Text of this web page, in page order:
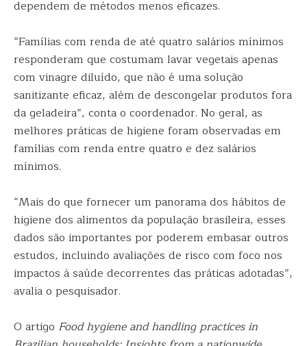
dependem de métodos menos eficazes.
“Famílias com renda de até quatro salários mínimos
responderam que costumam lavar vegetais apenas
com vinagre diluído, que não é uma solução
sanitizante eficaz, além de descongelar produtos fora
da geladeira”, conta o coordenador. No geral, as
melhores práticas de higiene foram observadas em
famílias com renda entre quatro e dez salários
mínimos.
“Mais do que fornecer um panorama dos hábitos de
higiene dos alimentos da população brasileira, esses
dados são importantes por poderem embasar outros
estudos, incluindo avaliações de risco com foco nos
impactos à saúde decorrentes das práticas adotadas”,
avalia o pesquisador.
O artigo Food hygiene and handling practices in